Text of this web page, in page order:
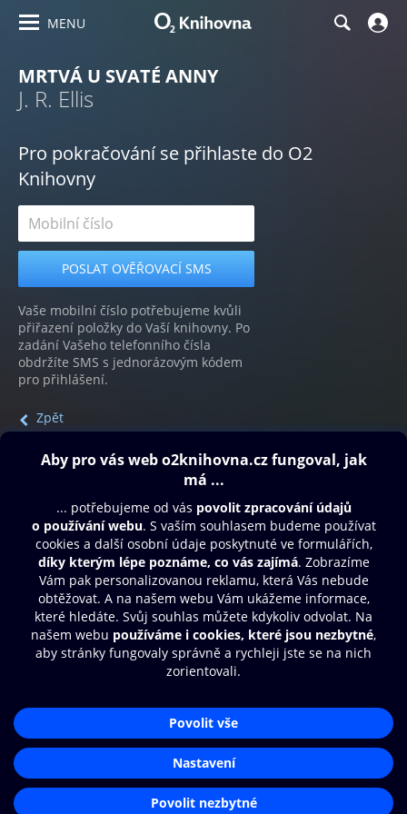
MENU
MRTVÁ U SVATÉ ANNY
J. R. Ellis
Pro pokračování se přihlaste do O2
Knihovny
Vaše mobilní číslo potřebujeme kvůli
přiřazení položky do Vaší knihovny. Po
zadání Vašeho telefonního čísla
obdržíte SMS s jednorázovým kódem
pro přihlášení.
Zpět
Obsah ke stažení
Moje O2 Knihovna
Další zábava
© O2 Czech Republic a.s.
Přístupnost
Zásady zpracování osobních údajů
Nastavení cookies
Aplikace O2 Knihovna
Čti a poslouchej své e-knihy a
audioknihy rychleji a pohodlněji.